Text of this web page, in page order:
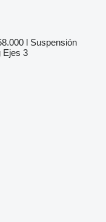
l Suspensión
Ejes 3